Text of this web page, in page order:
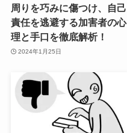
周りを巧みに傷つけ、自己
責任を逃避する加害者の心
理と手口を徹底解析！
2024年1月25日